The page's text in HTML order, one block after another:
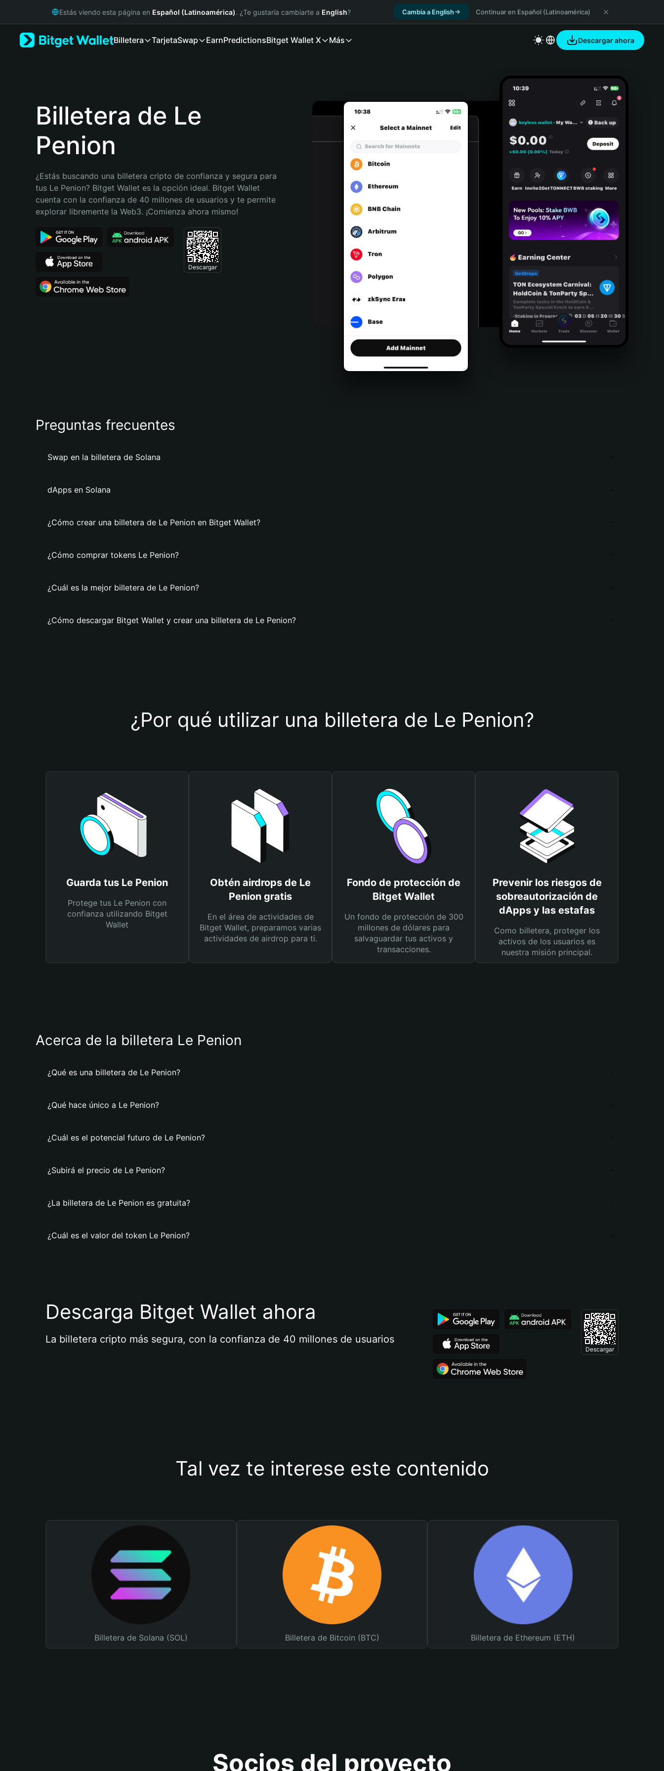
Русский
Português (Portugal)
Bahasa Indonesia
Português (Brasil)
Español (Argentina)
Estás viendo esta página en Español (Latinoamérica). ¿Te gustaría cambiarte a English? Cambia a English Continuar en Español (Latinoamérica)
Billetera TarjetaSwap EarnPredictionsBitget Wallet X Más Descargar ahora
Billetera de Le
Penion
¿Estás buscando una billetera cripto de confianza y segura para
tus Le Penion? Bitget Wallet es la opción ideal. Bitget Wallet
cuenta con la confianza de 40 millones de usuarios y te permite
explorar libremente la Web3. ¡Comienza ahora mismo!
Descargar
Preguntas frecuentes
Swap en la billetera de Solana
dApps en Solana
¿Cómo crear una billetera de Le Penion en Bitget Wallet?
¿Cómo comprar tokens Le Penion?
¿Cuál es la mejor billetera de Le Penion?
¿Cómo descargar Bitget Wallet y crear una billetera de Le Penion?
¿Por qué utilizar una billetera de Le Penion?
Guarda tus Le Penion
Protege tus Le Penion con
confianza utilizando Bitget
Wallet
Obtén airdrops de Le
Penion gratis
En el área de actividades de
Bitget Wallet, preparamos varias
actividades de airdrop para ti.
Fondo de protección de
Bitget Wallet
Un fondo de protección de 300
millones de dólares para
salvaguardar tus activos y
transacciones.
Prevenir los riesgos de
sobreautorización de
dApps y las estafas
Como billetera, proteger los
activos de los usuarios es
nuestra misión principal.
Acerca de la billetera Le Penion
¿Qué es una billetera de Le Penion?
¿Qué hace único a Le Penion?
¿Cuál es el potencial futuro de Le Penion?
¿Subirá el precio de Le Penion?
¿La billetera de Le Penion es gratuita?
¿Cuál es el valor del token Le Penion?
Descarga Bitget Wallet ahora
La billetera cripto más segura, con la confianza de 40 millones de usuarios
Descargar
Tal vez te interese este contenido
Billetera de Solana (SOL) Billetera de Bitcoin (BTC) Billetera de Ethereum (ETH)
Socios del proyecto